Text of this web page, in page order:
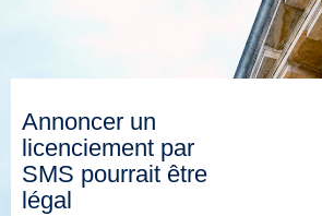
Annoncer un
licenciement par
SMS pourrait être
légal